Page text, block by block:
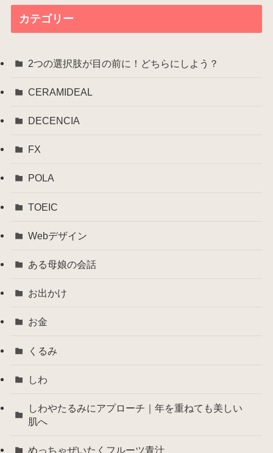
カテゴリー
2つの選択肢が目の前に！どちらにしよう？
CERAMIDEAL
DECENCIA
FX
POLA
TOEIC
Webデザイン
ある母娘の会話
お出かけ
お金
くるみ
しわ
しわやたるみにアプローチ｜年を重ねても美しい
肌へ
めっちゃぜいたくフルーツ青汁